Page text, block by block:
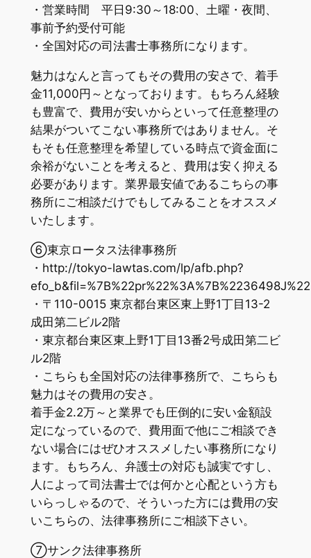
・営業時間 平日9:30～18:00、土曜・夜間、
事前予約受付可能
・全国対応の司法書士事務所になります。
魅力はなんと言ってもその費用の安さで、着手
金11,000円～となっております。もちろん経験
も豊富で、費用が安いからといって任意整理の
結果がついてこない事務所ではありません。そ
もそも任意整理を希望している時点で資金面に
余裕がないことを考えると、費用は安く抑える
必要があります。業界最安値であるこちらの事
務所にご相談だけでもしてみることをオススメ
いたします。
⑥東京ロータス法律事務所
・http://tokyo-lawtas.com/lp/afb.php?
・〒110-0015 東京都台東区東上野1丁目13-2
成田第二ビル2階
・東京都台東区東上野1丁目13番2号成田第二ビ
ル2階
・こちらも全国対応の法律事務所で、こちらも
魅力はその費用の安さ。
着手金2.2万～と業界でも圧倒的に安い金額設
定になっているので、費用面で他にご相談でき
ない場合にはぜひオススメしたい事務所になり
ます。もちろん、弁護士の対応も誠実ですし、
人によって司法書士では何かと心配という方も
いらっしゃるので、そういった方には費用の安
いこちらの、法律事務所にご相談下さい。
⑦サンク法律事務所